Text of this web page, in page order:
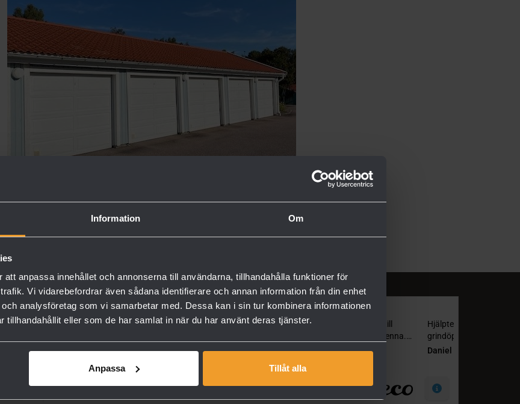
Information Om
anpassa innehållet och annonserna till användarna, tillhandahålla funktioner för
Vi vidarebefordrar även sådana identifierare och annan information från din enhet
analysföretag som vi samarbetar med. Dessa kan i sin tur kombinera informationen
tillhandahållit eller som de har samlat in när du har använt deras tjänster.
Anpassa Tillåt alla